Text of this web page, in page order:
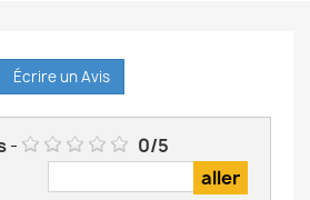
Écrire un Avis
- 0/5